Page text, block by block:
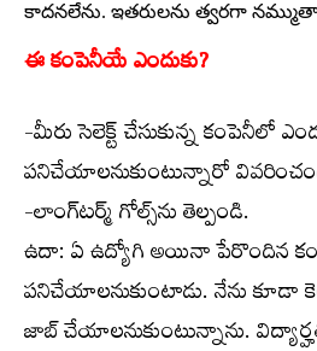
కాదనలేను. ఇతరులను త్వరగా
ఈ కంపెనీయే ఎందుకు?
-మీరు సెలెక్ట్ చేసుకున్న కంపెనీలో
పనిచేయాలనుకుంటున్నారో
-లాంగ్‌టర్మ్ గోల్స్‌ను తెల్పండి.
ఉదా: ఏ ఉద్యోగి అయినా పేరొందిన
పనిచేయాలనుకుంటాడు. నేను కూడా
జాబ్ చేయాలనుకుంటున్నాను.